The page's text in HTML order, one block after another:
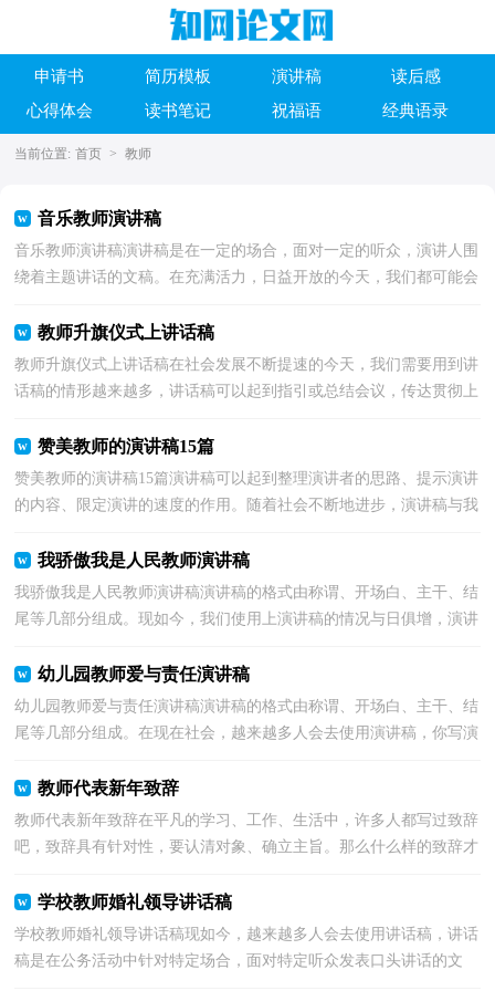
申请书 简历模板 演讲稿
读后感
心得体会
读书笔记 祝福语 经典语录
当前位置: 首页 > 教师
音乐教师演讲稿
音乐教师演讲稿演讲稿是在一定的场合，面对一定的听众，演讲人围
绕着主题讲话的文稿。在充满活力，日益开放的今天，我们都可能会
教师升旗仪式上讲话稿
教师升旗仪式上讲话稿在社会发展不断提速的今天，我们需要用到讲
话稿的情形越来越多，讲话稿可以起到指引或总结会议，传达贯彻上
赞美教师的演讲稿15篇
赞美教师的演讲稿15篇演讲稿可以起到整理演讲者的思路、提示演讲
的内容、限定演讲的速度的作用。随着社会不断地进步，演讲稿与我
我骄傲我是人民教师演讲稿
我骄傲我是人民教师演讲稿演讲稿的格式由称谓、开场白、主干、结
尾等几部分组成。现如今，我们使用上演讲稿的情况与日俱增，演讲
幼儿园教师爱与责任演讲稿
幼儿园教师爱与责任演讲稿演讲稿的格式由称谓、开场白、主干、结
尾等几部分组成。在现在社会，越来越多人会去使用演讲稿，你写演
教师代表新年致辞
教师代表新年致辞在平凡的学习、工作、生活中，许多人都写过致辞
吧，致辞具有针对性，要认清对象、确立主旨。那么什么样的致辞才
学校教师婚礼领导讲话稿
学校教师婚礼领导讲话稿现如今，越来越多人会去使用讲话稿，讲话
稿是在公务活动中针对特定场合，面对特定听众发表口头讲话的文